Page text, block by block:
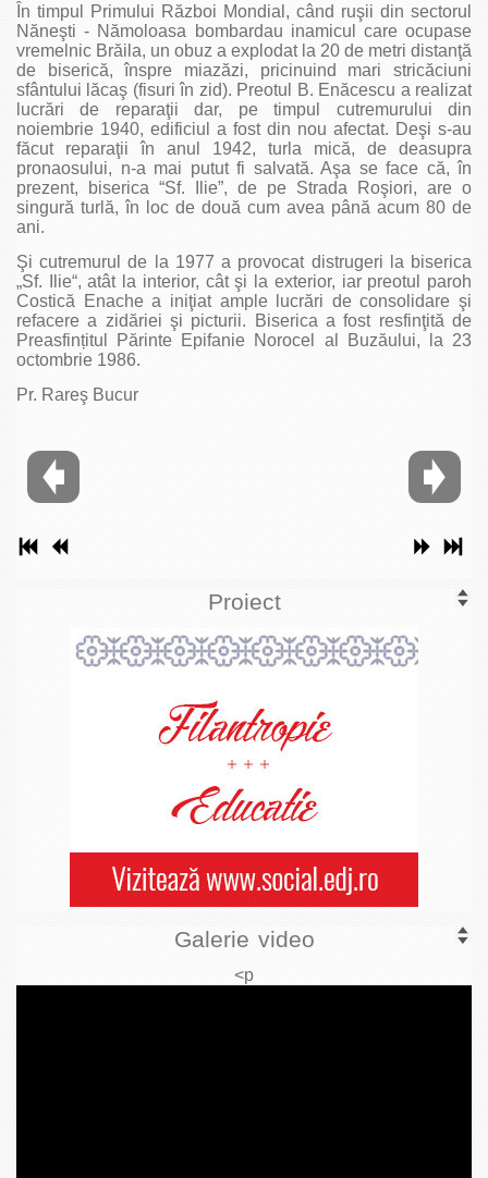
În timpul Primului Război Mondial, când ruşii din sectorul
Năneşti - Nămoloasa bombardau inamicul care ocupase
vremelnic Brăila, un obuz a explodat la 20 de metri distanţă
de biserică, înspre miazăzi, pricinuind mari stricăciuni
sfântului lăcaş (fisuri în zid). Preotul B. Enăcescu a realizat
lucrări de reparaţii dar, pe timpul cutremurului din
noiembrie 1940, edificiul a fost din nou afectat. Deşi s-au
făcut reparaţii în anul 1942, turla mică, de deasupra
pronaosului, n-a mai putut fi salvată. Aşa se face că, în
prezent, biserica “Sf. Ilie”, de pe Strada Roşiori, are o
singură turlă, în loc de două cum avea până acum 80 de
ani.
Şi cutremurul de la 1977 a provocat distrugeri la biserica
„Sf. Ilie“, atât la interior, cât şi la exterior, iar preotul paroh
Costică Enache a iniţiat ample lucrări de consolidare şi
refacere a zidăriei şi picturii. Biserica a fost resfinţită de
Preasfințitul Părinte Epifanie Norocel al Buzăului, la 23
octombrie 1986.
Pr. Rareş Bucur
Proiect
Galerie video
<p